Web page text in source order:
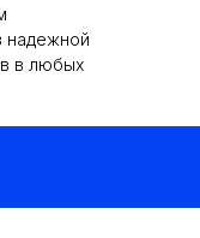
надежной
в любых